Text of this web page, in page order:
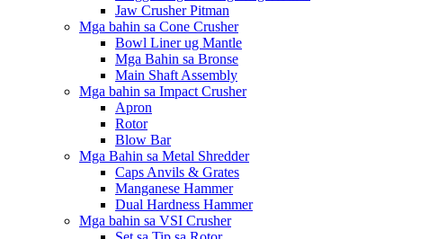
Jaw Crusher Pitman
Mga bahin sa Cone Crusher
Bowl Liner ug Mantle
Mga Bahin sa Bronse
Main Shaft Assembly
Mga bahin sa Impact Crusher
Apron
Rotor
Blow Bar
Mga Bahin sa Metal Shredder
Caps Anvils & Grates
Manganese Hammer
Dual Hardness Hammer
Mga bahin sa VSI Crusher